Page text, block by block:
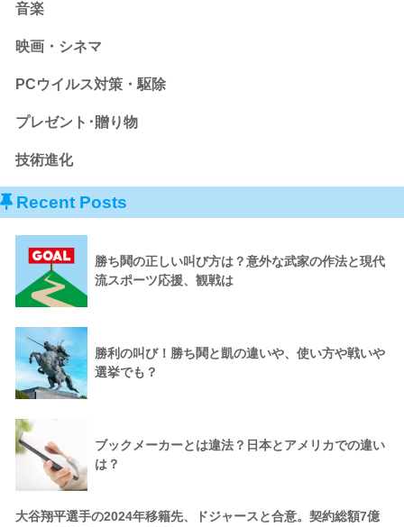
音楽
映画・シネマ
PCウイルス対策・駆除
プレゼント･贈り物
技術進化
Recent Posts
勝ち鬨の正しい叫び方は？意外な武家の作法と現代
流スポーツ応援、観戦は
勝利の叫び！勝ち鬨と凱の違いや、使い方や戦いや
選挙でも？
ブックメーカーとは違法？日本とアメリカでの違い
は？
大谷翔平選手の2024年移籍先、ドジャースと合意。契約総額7億